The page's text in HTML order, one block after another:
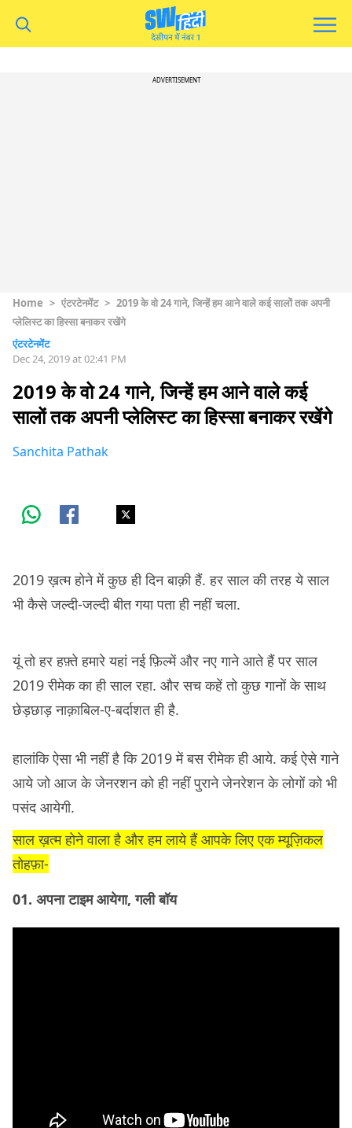
ADVERTISEMENT
Home > एंटरटेनमेंट > 2019 के वो 24 गाने, जिन्हें हम आने वाले कई सालों तक अपनी
प्लेलिस्ट का हिस्सा बनाकर रखेंगे
एंटरटेनमेंट
Dec 24, 2019 at 02:41 PM
2019 के वो 24 गाने, जिन्हें हम आने वाले कई
सालों तक अपनी प्लेलिस्ट का हिस्सा बनाकर रखेंगे
Sanchita Pathak
2019 ख़त्म होने में कुछ ही दिन बाक़ी हैं. हर साल की तरह ये साल
भी कैसे जल्दी-जल्दी बीत गया पता ही नहीं चला.
यूं तो हर हफ़्ते हमारे यहां नई फ़िल्में और नए गाने आते हैं पर साल
2019 रीमेक का ही साल रहा. और सच कहें तो कुछ गानों के साथ
छेड़छाड़ नाक़ाबिल-ए-बर्दाशत ही है.
हालांकि ऐसा भी नहीं है कि 2019 में बस रीमेक ही आये. कई ऐसे गाने
आये जो आज के जेनरशन को ही नहीं पुराने जेनरेशन के लोगों को भी
पसंद आयेगी.
साल ख़त्म होने वाला है और हम लाये हैं आपके लिए एक म्यूज़िकल
तोहफ़ा-
01. अपना टाइम आयेगा, गली बॉय